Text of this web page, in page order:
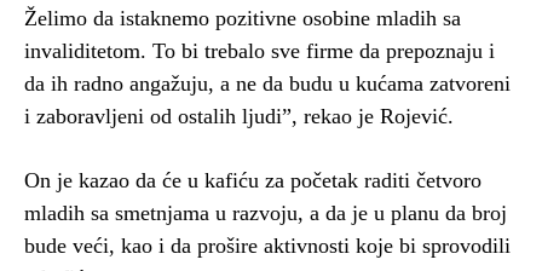
Želimo da istaknemo pozitivne osobine mladih sa
invaliditetom. To bi trebalo sve firme da prepoznaju i
da ih radno angažuju, a ne da budu u kućama zatvoreni
i zaboravljeni od ostalih ljudi”, rekao je Rojević.
On je kazao da će u kafiću za početak raditi četvoro
mladih sa smetnjama u razvoju, a da je u planu da broj
bude veći, kao i da prošire aktivnosti koje bi sprovodili